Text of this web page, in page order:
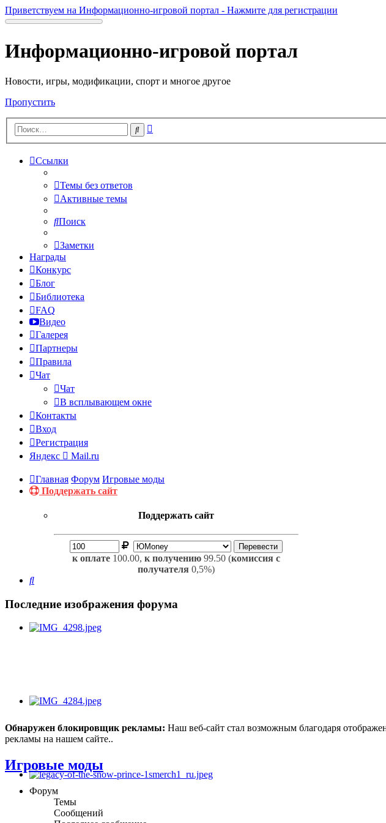
Приветствуем на Информационно-игровой портал - Нажмите для регистрации
Информационно-игровой портал
Новости, игры, модификации, спорт и многое другое
Пропустить
Поиск
Ссылки
Темы без ответов
Активные темы
Поиск
Заметки
Награды
Конкурс
Блог
Библиотека
FAQ
Видео
Галерея
Партнеры
Правила
Чат
Чат
В всплывающем окне
Контакты
Вход
Регистрация
Яндекс
Mail.ru
Главная Форум Игровые моды
Поддержать сайт
Поддержать сайт
к оплате 100.00, к получению 99.50 (комиссия с
получателя 0,5%)
Поиск
Последние изображения форума
Обнаружен блокировщик рекламы: Наш веб-сайт стал возможным благодаря
рекламы на нашем сайте..
Игровые моды
Форум
Темы
Сообщений